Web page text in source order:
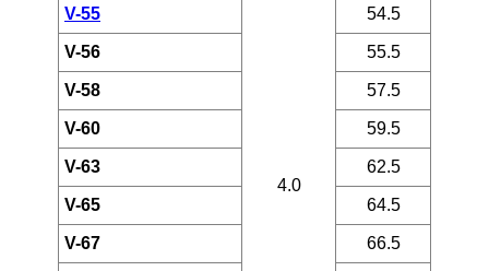
4.0
V-55 54.5
V-56 55.5
V-58 57.5
V-60 59.5
V-63 62.5
V-65 64.5
V-67 66.5